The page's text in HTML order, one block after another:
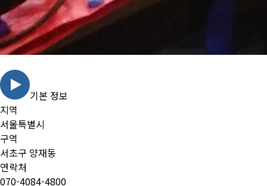
기본 정보
지역
서울특별시
구역
서초구 양재동
연락처
070-4084-4800